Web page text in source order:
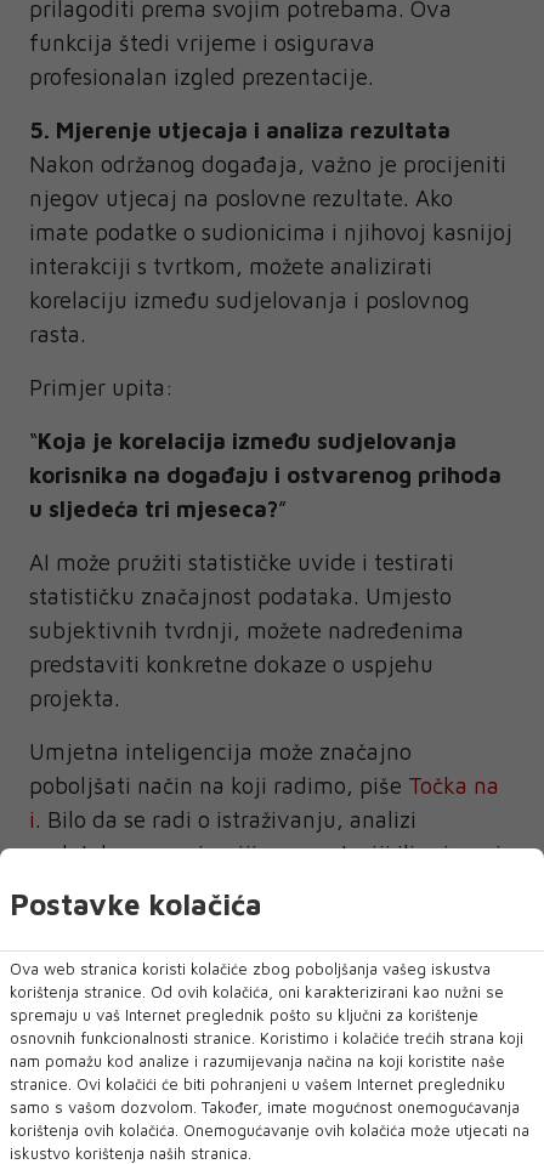
prilagoditi prema svojim potrebama. Ova
funkcija štedi vrijeme i osigurava
profesionalan izgled prezentacije.
5. Mjerenje utjecaja i analiza rezultata
Nakon održanog događaja, važno je procijeniti
njegov utjecaj na poslovne rezultate. Ako
imate podatke o sudionicima i njihovoj kasnijoj
interakciji s tvrtkom, možete analizirati
korelaciju između sudjelovanja i poslovnog
rasta.
Primjer upita:
“Koja je korelacija između sudjelovanja
korisnika na događaju i ostvarenog prihoda
u sljedeća tri mjeseca?”
AI može pružiti statističke uvide i testirati
statističku značajnost podataka. Umjesto
subjektivnih tvrdnji, možete nadređenima
predstaviti konkretne dokaze o uspjehu
projekta.
Umjetna inteligencija može značajno
poboljšati način na koji radimo, piše Točka na
i. Bilo da se radi o istraživanju, analizi
podataka, organizaciji, prezentaciji ili mjerenju
produktivnost.
Korištenjem umjetne inteligencije možete
optimizirati procese, poboljšati rezultate i
smanjiti stres u poslovnom okruženju.
Korištenjem ovih tehnika možete postići
najbolje moguće rezultate u svojoj karijeri.
Postavke kolačića
Ova web stranica koristi kolačiće zbog poboljšanja vašeg iskustva
korištenja stranice. Od ovih kolačića, oni karakterizirani kao nužni se
spremaju u vaš Internet preglednik pošto su ključni za korištenje
osnovnih funkcionalnosti stranice. Koristimo i kolačiće trećih strana koji
nam pomažu kod analize i razumijevanja načina na koji koristite naše
stranice. Ovi kolačići će biti pohranjeni u vašem Internet pregledniku
samo s vašom dozvolom. Također, imate mogućnost onemogućavanja
korištenja ovih kolačića. Onemogućavanje ovih kolačića može utjecati na
iskustvo korištenja naših stranica.